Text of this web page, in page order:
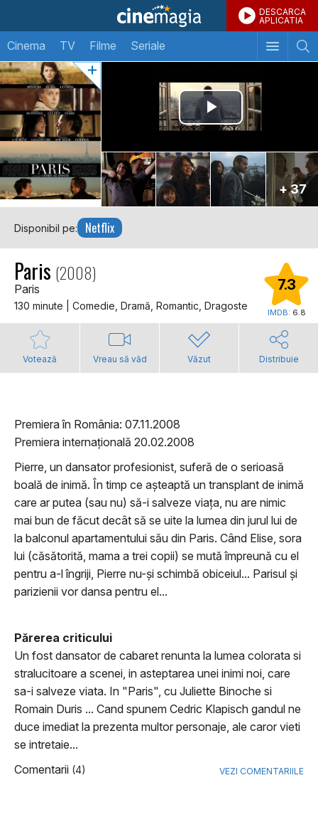
DESCARCA
APLICATIA
Cinema TV Filme Seriale
+ 37
Disponibil pe: Netflix
Paris (2008)
Paris
130 minute | Comedie, Dramă, Romantic, Dragoste
7.3
IMDB: 6.8
Votează Vreau să văd Văzut Distribuie
Premiera în România: 07.11.2008
Premiera internațională 20.02.2008
Pierre, un dansator profesionist, suferă de o serioasă
boală de inimă. În timp ce așteaptă un transplant de inimă
care ar putea (sau nu) să-i salveze viața, nu are nimic
mai bun de făcut decât să se uite la lumea din jurul lui de
la balconul apartamentului său din Paris. Când Elise, sora
lui (căsătorită, mama a trei copii) se mută împreună cu el
pentru a-l îngriji, Pierre nu-și schimbă obiceiul... Parisul și
parizienii vor dansa pentru el...
Părerea criticului
Un fost dansator de cabaret renunta la lumea colorata si
stralucitoare a scenei, in asteptarea unei inimi noi, care
sa-i salveze viata. In "Paris", cu Juliette Binoche si
Romain Duris ... Cand spunem Cedric Klapisch gandul ne
duce imediat la prezenta multor personaje, ale caror vieti
se intretaie...
Comentarii (4) VEZI COMENTARIILE